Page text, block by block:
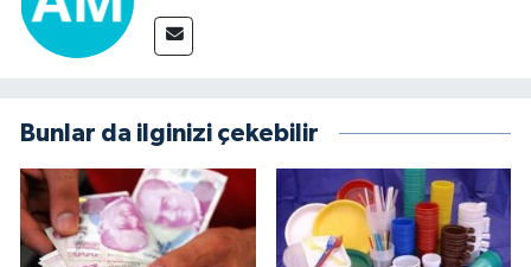
Bunlar da ilginizi çekebilir